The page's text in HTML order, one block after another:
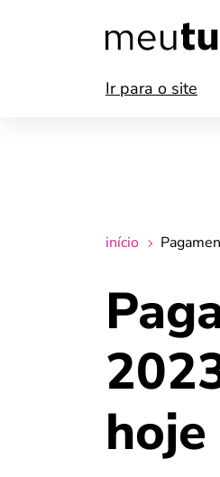
Ir para o site
início
hoje